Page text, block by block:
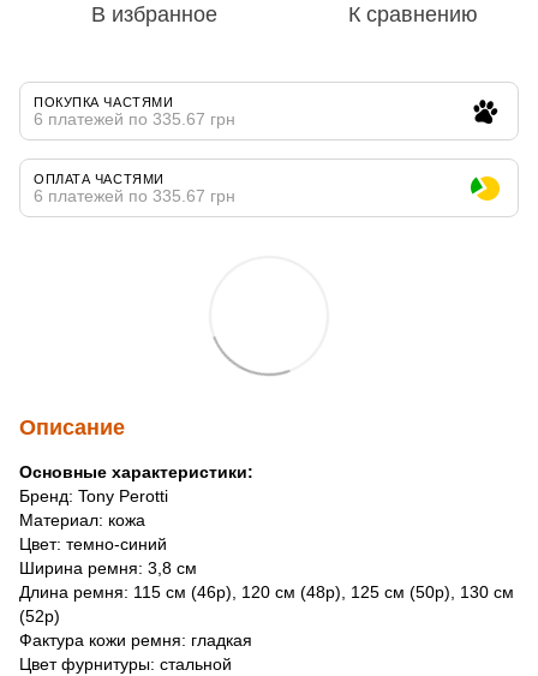
В избранное К сравнению
ПОКУПКА ЧАСТЯМИ
6 платежей по 335.67 грн
ОПЛАТА ЧАСТЯМИ
6 платежей по 335.67 грн
Описание
Основные характеристики:
Бренд: Tony Perotti
Материал: кожа
Цвет: темно-синий
Ширина ремня: 3,8 см
Длина ремня: 115 см (46р), 120 см (48р), 125 см (50р), 130 см
(52р)
Фактура кожи ремня: гладкая
Цвет фурнитуры: стальной